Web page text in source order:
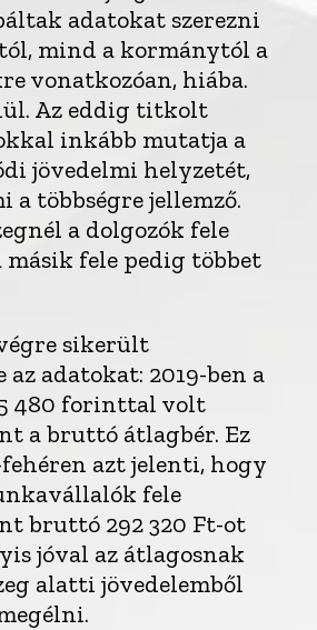
adatokat szerezni
mind a kormánytól a
vonatkozóan, hiába.
Az eddig titkolt
inkább mutatja a
jövedelmi helyzetét,
a többségre jellemző.
a dolgozók fele
másik fele pedig többet
sikerült
az adatokat: 2019-ben a
480 forinttal volt
a bruttó átlagbér. Ez
azt jelenti, hogy
fele
bruttó 292 320 Ft-ot
jóval az átlagosnak
alatti jövedelemből